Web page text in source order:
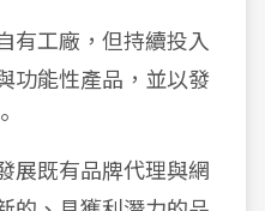
有工廠，但持續投入
功能性產品，並以發
展既有品牌代理與網